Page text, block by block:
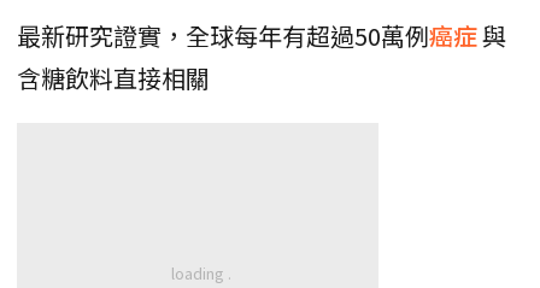
最新研究證實，全球每年有超過50萬例癌症‌與
含糖飲料直接相關